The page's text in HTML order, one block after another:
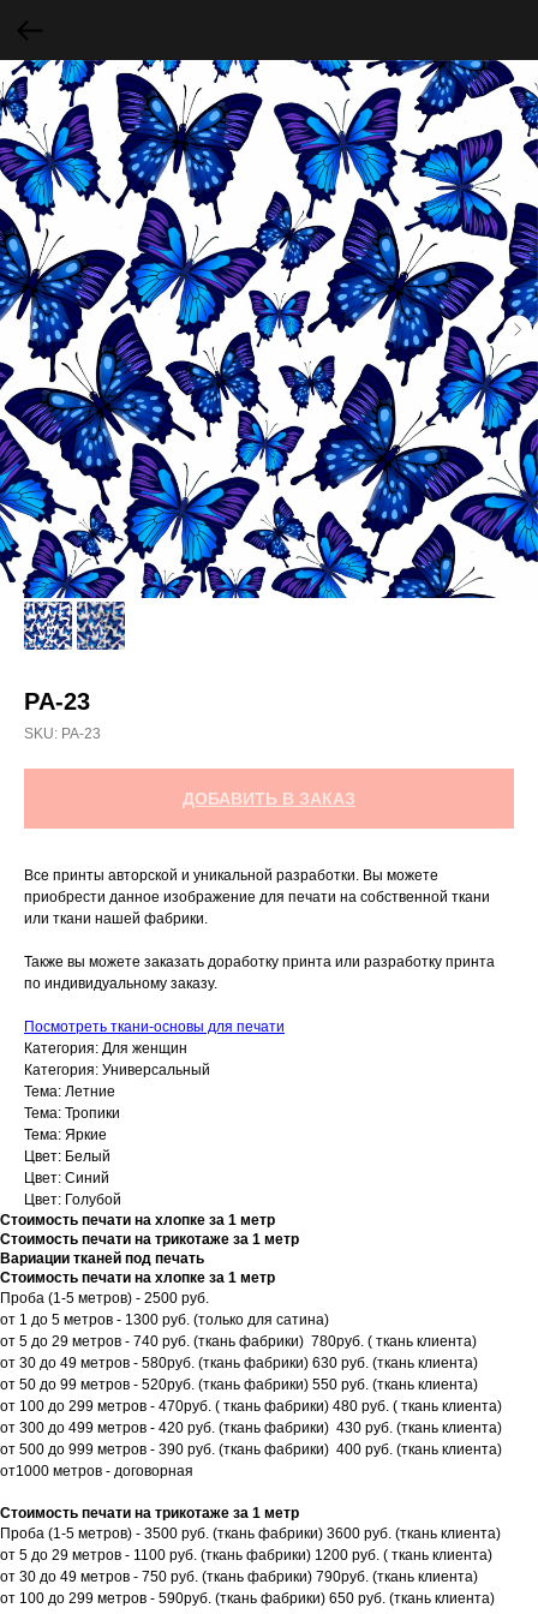
PA-23
SKU: РА-23
ДОБАВИТЬ В ЗАКАЗ
Все принты авторской и уникальной разработки. Вы можете
приобрести данное изображение для печати на собственной ткани
или ткани нашей фабрики.
Также вы можете заказать доработку принта или разработку принта
по индивидуальному заказу.
Посмотреть ткани-основы для печати
Категория: Для женщин
Категория: Универсальный
Тема: Летние
Тема: Тропики
Тема: Яркие
Цвет: Белый
Цвет: Синий
Цвет: Голубой
Стоимость печати на хлопке за 1 метр
Стоимость печати на трикотаже за 1 метр
Вариации тканей под печать
Стоимость печати на хлопке за 1 метр
Проба (1-5 метров) - 2500 руб.
от 1 до 5 метров - 1300 руб. (только для сатина)
от 5 до 29 метров - 740 руб. (ткань фабрики) 780руб. ( ткань клиента)
от 30 до 49 метров - 580руб. (ткань фабрики) 630 руб. (ткань клиента)
от 50 до 99 метров - 520руб. (ткань фабрики) 550 руб. (ткань клиента)
от 100 до 299 метров - 470руб. ( ткань фабрики) 480 руб. ( ткань клиента)
от 300 до 499 метров - 420 руб. (ткань фабрики) 430 руб. (ткань клиента)
от 500 до 999 метров - 390 руб. (ткань фабрики) 400 руб. (ткань клиента)
от1000 метров - договорная
Стоимость печати на трикотаже за 1 метр
Проба (1-5 метров) - 3500 руб. (ткань фабрики) 3600 руб. (ткань клиента)
от 5 до 29 метров - 1100 руб. (ткань фабрики) 1200 руб. ( ткань клиента)
от 30 до 49 метров - 750 руб. (ткань фабрики) 790руб. (ткань клиента)
от 100 до 299 метров - 590руб. (ткань фабрики) 650 руб. (ткань клиента)